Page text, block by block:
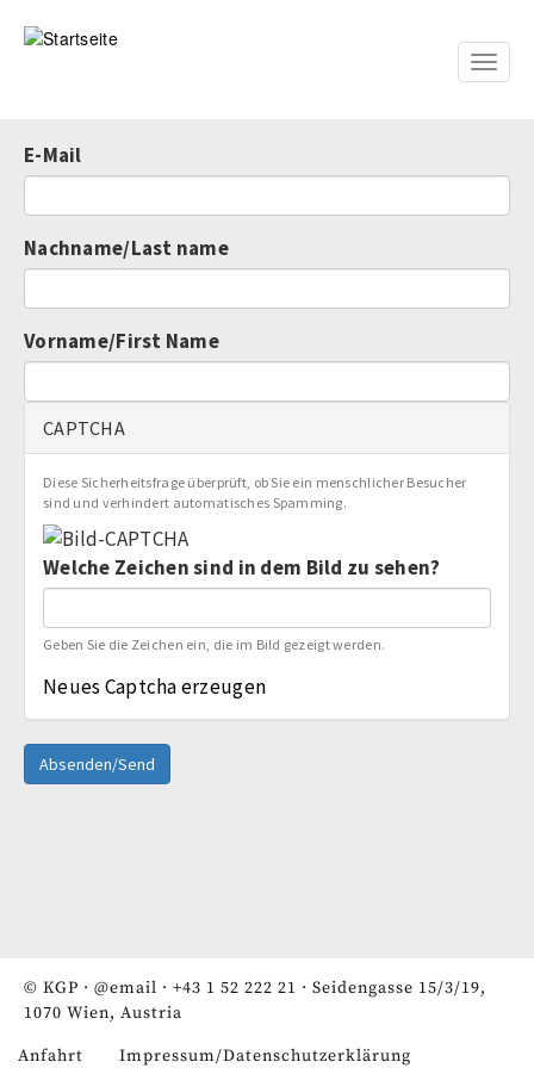
zum
Toggle
E-Mail
Nachname/Last name
Vorname/First Name
CAPTCHA
Diese Sicherheitsfrage überprüft, ob Sie ein menschlicher Besucher
sind und verhindert automatisches Spamming.
Welche Zeichen sind in dem Bild zu sehen?
Geben Sie die Zeichen ein, die im Bild gezeigt werden.
Neues Captcha erzeugen
Absenden/Send
© KGP · @email · +43 1 52 222 21 · Seidengasse 15/3/19,
1070 Wien, Austria
Anfahrt Impressum/Datenschutzerklärung